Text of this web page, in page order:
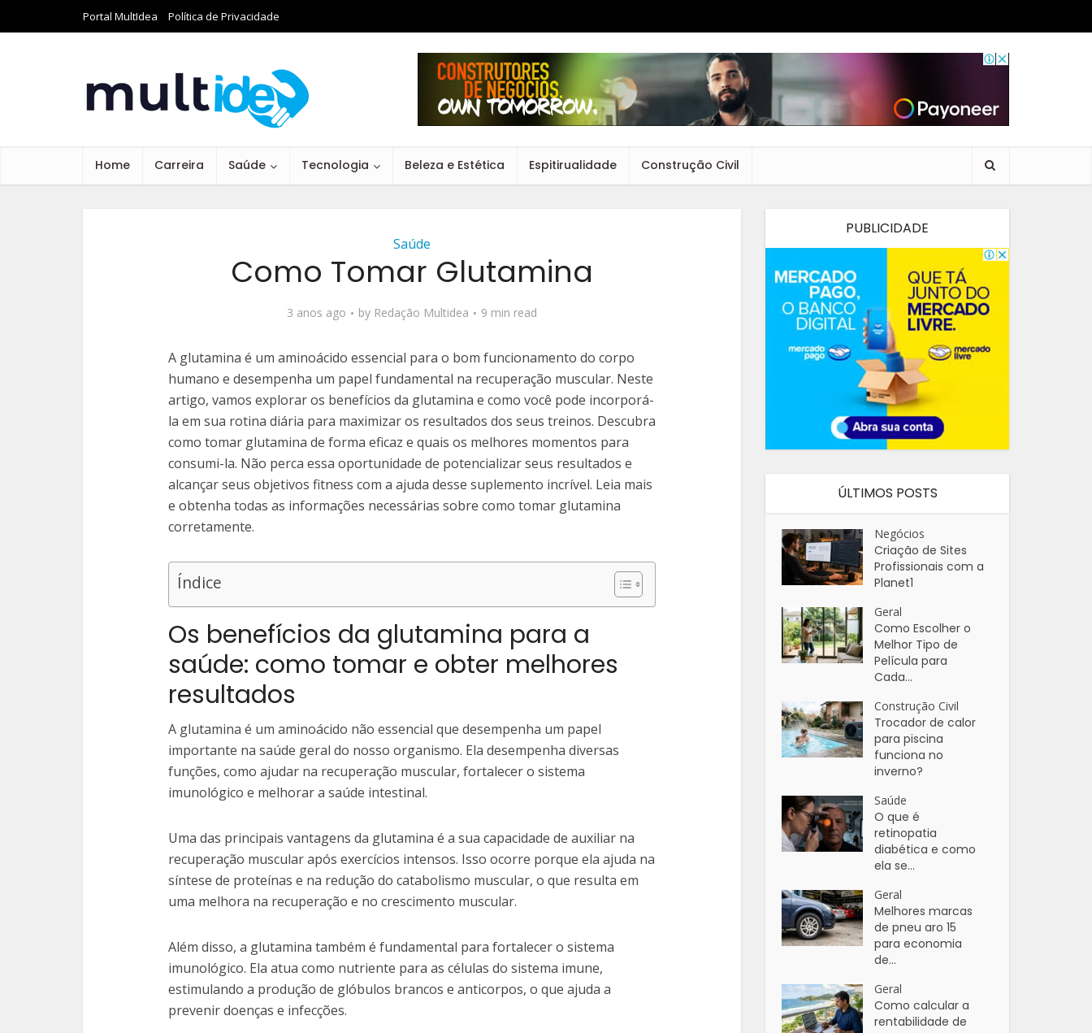
Portal MultIdea Política de Privacidade
Home Carreira Saúde Tecnologia Beleza e Estética Espitirualidade Construção Civil
Saúde
Como Tomar Glutamina
3 anos ago by Redação Multidea 9 min read
A glutamina é um aminoácido essencial para o bom funcionamento do corpo
humano e desempenha um papel fundamental na recuperação muscular. Neste
artigo, vamos explorar os benefícios da glutamina e como você pode incorporá-
la em sua rotina diária para maximizar os resultados dos seus treinos. Descubra
como tomar glutamina de forma eficaz e quais os melhores momentos para
consumi-la. Não perca essa oportunidade de potencializar seus resultados e
alcançar seus objetivos fitness com a ajuda desse suplemento incrível. Leia mais
e obtenha todas as informações necessárias sobre como tomar glutamina
corretamente.
Índice
Os benefícios da glutamina para a
saúde: como tomar e obter melhores
resultados
A glutamina é um aminoácido não essencial que desempenha um papel
importante na saúde geral do nosso organismo. Ela desempenha diversas
funções, como ajudar na recuperação muscular, fortalecer o sistema
imunológico e melhorar a saúde intestinal.
Uma das principais vantagens da glutamina é a sua capacidade de auxiliar na
recuperação muscular após exercícios intensos. Isso ocorre porque ela ajuda na
síntese de proteínas e na redução do catabolismo muscular, o que resulta em
uma melhora na recuperação e no crescimento muscular.
Além disso, a glutamina também é fundamental para fortalecer o sistema
imunológico. Ela atua como nutriente para as células do sistema imune,
estimulando a produção de glóbulos brancos e anticorpos, o que ajuda a
prevenir doenças e infecções.
PUBLICIDADE
ÚLTIMOS POSTS
Negócios
Criação de Sites
Profissionais com a
Planet1
Geral
Como Escolher o
Melhor Tipo de
Película para
Cada...
Construção Civil
Trocador de calor
para piscina
funciona no
inverno?
Saúde
O que é
retinopatia
diabética e como
ela se...
Geral
Melhores marcas
de pneu aro 15
para economia
de...
Geral
Como calcular a
rentabilidade de